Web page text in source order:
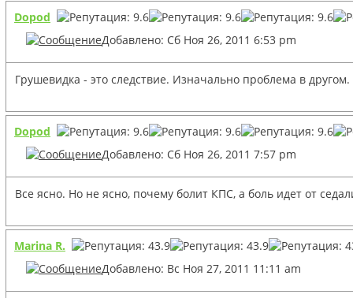
Dopod
Добавлено: Сб Ноя 26, 2011 6:53 pm
Грушевидка - это следствие. Изначально проблема в
Dopod
Добавлено: Сб Ноя 26, 2011 7:57 pm
Все ясно. Но не ясно, почему болит КПС, а боль идет от
Marina R.
Добавлено: Вс Ноя 27, 2011 11:11 am